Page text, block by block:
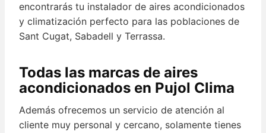
encontrarás tu instalador de aires acondicionados
y climatización perfecto para las poblaciones de
Sant Cugat, Sabadell y Terrassa.
Todas las marcas de aires
acondicionados en Pujol Clima
Además ofrecemos un servicio de atención al
cliente muy personal y cercano, solamente tienes